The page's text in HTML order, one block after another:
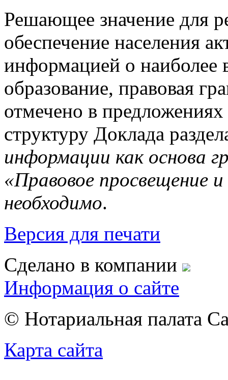
Решающее значение для
обеспечение населения
информацией о наиболее
образование, правовая
отмечено в
структуру Доклада
информации как основа
«Правовое просвещение
необходимо.
Версия для печати
Сделано в компании
Информация о сайте
© Нотариальная палата
Карта сайта